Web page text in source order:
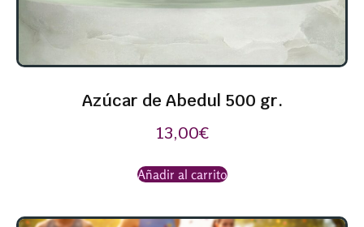
Azúcar de Abedul 500 gr.
13,00€
Añadir al carrito